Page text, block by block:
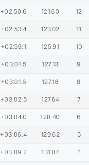
+02:50.6 121.60 12
+02:53.4 123.02 11
+02:59.1 125.91 10
+03:01.5 127.13 9
+03:01.6 127.18 8
+03:02.5 127.64 7
+03:04.0 128.40 6
+03:06.4 129.62 5
+03:09.2 131.04 4